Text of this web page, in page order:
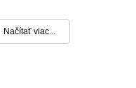
Načítať viac...